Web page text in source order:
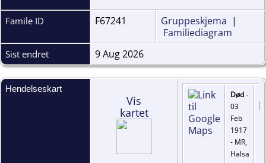
Famile ID F67241 Gruppeskjema |
Familiediagram
Sist endret 9 Aug 2026
Hendelseskart
Vis
kartet
Død-
03
Feb
1917
- MR,
Halsa